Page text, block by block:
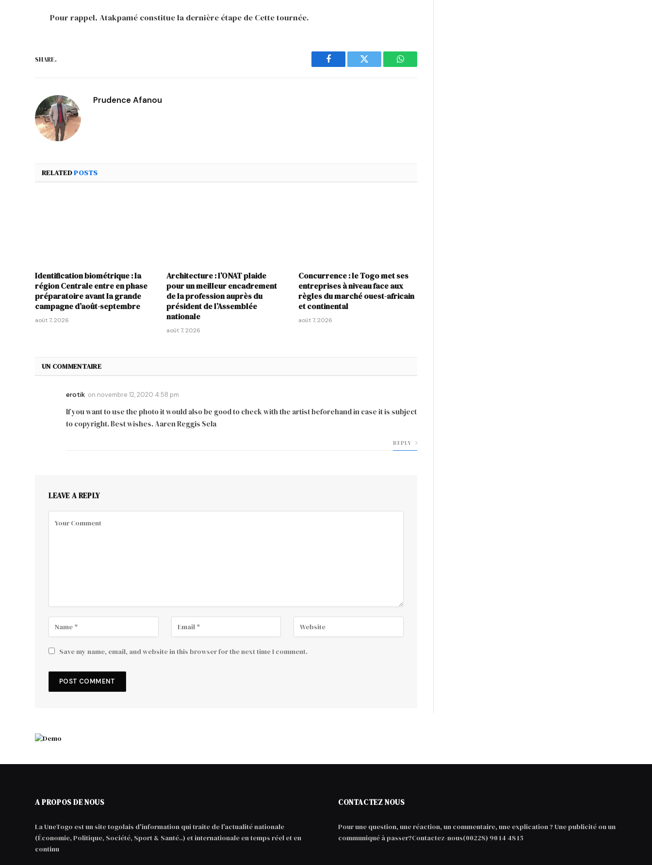
Pour rappel, Atakpamé constitue la dernière étape de Cette tournée.
SHARE.
Facebook Twitter WhatsApp
Prudence Afanou
RELATEDPOSTS
Identification biométrique : la
région Centrale entre en phase
préparatoire avant la grande
campagne d’août-septembre
août 7, 2026
Architecture : l’ONAT plaide
pour un meilleur encadrement
de la profession auprès du
président de l’Assemblée
nationale
août 7, 2026
Concurrence : le Togo met ses
entreprises à niveau face aux
règles du marché ouest-africain
et continental
août 7, 2026
UN COMMENTAIRE
erotik on novembre 12, 2020 4:58 pm
If you want to use the photo it would also be good to check with the artist beforehand in case it is subject
to copyright. Best wishes. Aaren Reggis Sela
REPLY
LEAVE A REPLY
Save my name, email, and website in this browser for the next time I comment.
A PROPOS DE NOUS
La UneTogo est un site togolais d'information qui traite de l'actualité nationale
(Économie, Politique, Société, Sport & Santé..) et internationale en temps réel et en
continu
CONTACTEZ NOUS
Pour une question, une réaction, un commentaire, une explication ? Une publicité ou un
communiqué à passer?Contactez-nous(00228) 90 14 48 15